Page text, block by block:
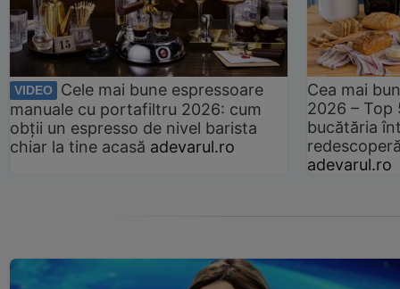
VIDEO
Cele mai bune espressoare
manuale cu portafiltru 2026: cum
obții un espresso de nivel barista
chiar la tine acasă adevarul.ro
Cea mai
2026 –
bucătăria
adevarul.ro